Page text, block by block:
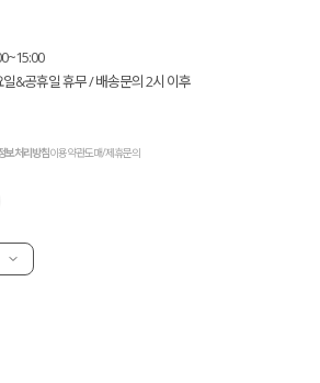
한 디테일 포인트를 추가해
매력을 느끼실 수 있을 거라
겨보시면 좋을 것 같아요.
&공휴일 휴무 / 배송문의 2시 이후
보처리방침이용약관도매/제휴문의